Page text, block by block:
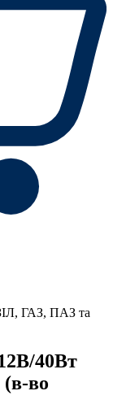
ГАЗ, ПАЗ та
40Вт
во